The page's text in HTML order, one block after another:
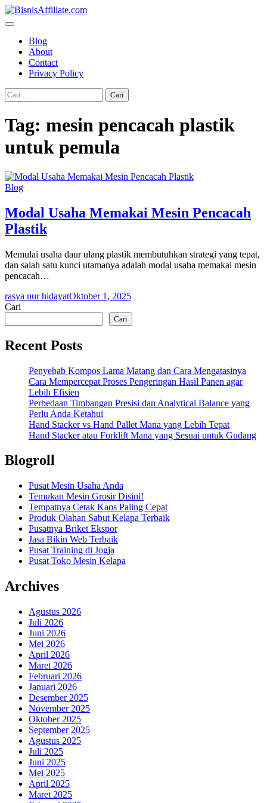
Skip
to
Blog
About
Contact
Privacy Policy
Cari
untuk:
Tag: mesin pencacah plastik
untuk pemula
Blog
Modal Usaha Memakai Mesin Pencacah
Plastik
Memulai usaha daur ulang plastik membutuhkan strategi yang tepat,
dan salah satu kunci utamanya adalah modal usaha memakai mesin
pencacah…
rasya nur hidayatOktober 1, 2025
Cari
Cari
Recent Posts
Penyebab Kompos Lama Matang dan Cara Mengatasinya
Cara Mempercepat Proses Pengeringan Hasil Panen agar
Lebih Efisien
Perbedaan Timbangan Presisi dan Analytical Balance yang
Perlu Anda Ketahui
Hand Stacker vs Hand Pallet Mana yang Lebih Tepat
Hand Stacker atau Forklift Mana yang Sesuai untuk Gudang
Blogroll
Pusat Mesin Usaha Anda
Temukan Mesin Grosir Disini!
Tempatnya Cetak Kaos Paling Cepat
Produk Olahan Sabut Kelapa Terbaik
Pusatnya Briket Ekspor
Jasa Bikin Web Terbaik
Pusat Training di Jogja
Pusat Toko Mesin Kelapa
Archives
Agustus 2026
Juli 2026
Juni 2026
Mei 2026
April 2026
Maret 2026
Februari 2026
Januari 2026
Desember 2025
November 2025
Oktober 2025
September 2025
Agustus 2025
Juli 2025
Juni 2025
Mei 2025
April 2025
Maret 2025